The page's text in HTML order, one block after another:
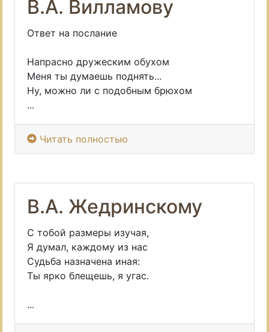
В.А. Вилламову
Ответ на послание
Напрасно дружеским обухом
Меня ты думаешь поднять...
Ну, можно ли с подобным брюхом
...
Читать полностью
В.А. Жедринскому
С тобой размеры изучая,
Я думал, каждому из нас
Судьба назначена иная:
Ты ярко блещешь, я угас.
...